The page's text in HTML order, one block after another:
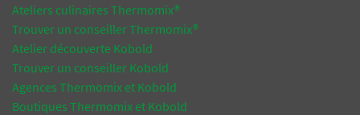
Ateliers culinaires Thermomix®
Trouver un conseiller Thermomix®
Atelier découverte Kobold
Trouver un conseiller Kobold
Agences Thermomix et Kobold
Boutiques Thermomix et Kobold